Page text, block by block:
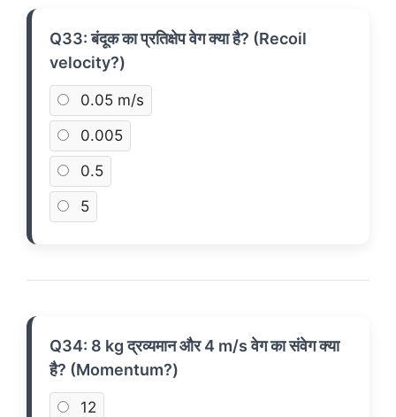
Q33: बंदूक का प्रतिक्षेप वेग क्या है? (Recoil
velocity?)
0.05 m/s
0.005
0.5
5
Q34: 8 kg द्रव्यमान और 4 m/s वेग का संवेग क्या
है? (Momentum?)
12